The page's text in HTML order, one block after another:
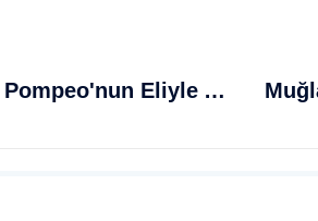
İsrail Ve ABD Arasındaki Gerginlik Pompeo'nun Eliyle Artıyor